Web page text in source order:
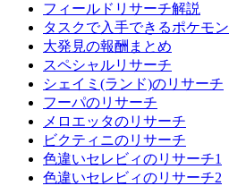
フィールドリサーチ解説
タスクで入手できるポケモン
大発見の報酬まとめ
スペシャルリサーチ
シェイミ(ランド)のリサーチ
フーパのリサーチ
メロエッタのリサーチ
ビクティニのリサーチ
色違いセレビィのリサーチ1
色違いセレビィのリサーチ2